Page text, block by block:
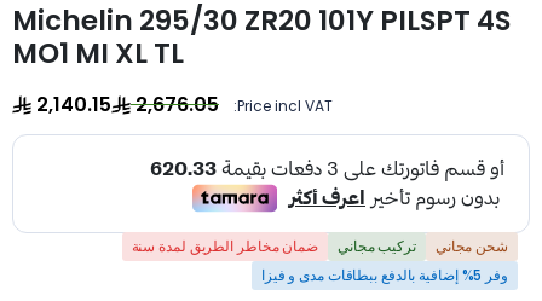
Michelin 295/30 ZR20 101Y PILSPT 4S
MO1 MI XL TL
Price incl VAT:
2,676.05
2,140.15
شحن مجاني تركيب مجاني
ضمان مخاطر الطريق لمدة سنة
وفر 5% إضافية بالدفع ببطاقات مدى و فيزا